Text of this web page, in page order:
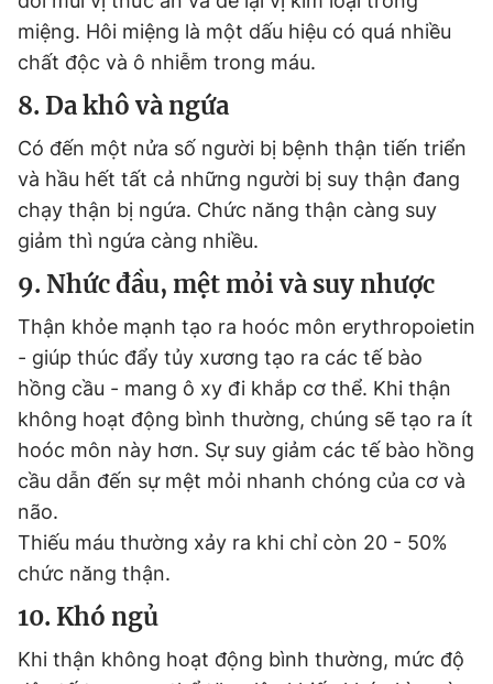
miệng. Hôi miệng là một dấu hiệu có quá nhiều
chất độc và ô nhiễm trong máu.
8. Da khô và ngứa
Có đến một nửa số người bị bệnh thận tiến triển
và hầu hết tất cả những người bị suy thận đang
chạy thận bị ngứa. Chức năng thận càng suy
giảm thì ngứa càng nhiều.
9. Nhức đầu, mệt mỏi và suy nhược
Thận khỏe mạnh tạo ra hoóc môn erythropoietin
- giúp thúc đẩy tủy xương tạo ra các tế bào
hồng cầu - mang ô xy đi khắp cơ thể. Khi thận
không hoạt động bình thường, chúng sẽ tạo ra ít
hoóc môn này hơn. Sự suy giảm các tế bào hồng
cầu dẫn đến sự mệt mỏi nhanh chóng của cơ và
não.
Thiếu máu thường xảy ra khi chỉ còn 20 - 50%
chức năng thận.
10. Khó ngủ
Khi thận không hoạt động bình thường, mức độ